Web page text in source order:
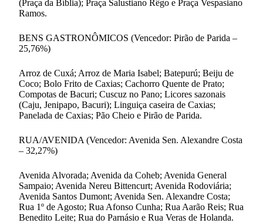
(Praça da Bíblia); Praça Salustiano Rêgo e Praça Vespasiano
Ramos.
BENS GASTRONÔMICOS (Vencedor: Pirão de Parida –
25,76%)
Arroz de Cuxá; Arroz de Maria Isabel; Batepurú; Beiju de
Coco; Bolo Frito de Caxias; Cachorro Quente de Prato;
Compotas de Bacuri; Cuscuz no Pano; Licores sazonais
(Caju, Jenipapo, Bacuri); Linguiça caseira de Caxias;
Panelada de Caxias; Pão Cheio e Pirão de Parida.
RUA/AVENIDA (Vencedor: Avenida Sen. Alexandre Costa
– 32,27%)
Avenida Alvorada; Avenida da Coheb; Avenida General
Sampaio; Avenida Nereu Bittencurt; Avenida Rodoviária;
Avenida Santos Dumont; Avenida Sen. Alexandre Costa;
Rua 1º de Agosto; Rua Afonso Cunha; Rua Aarão Reis; Rua
Benedito Leite; Rua do Parnásio e Rua Veras de Holanda.